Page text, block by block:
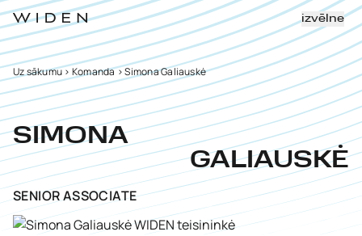
izvēlne
Uz sākumu> Komanda>Simona Galiauskė
SIMONA
GALIAUSKĖ
SENIOR ASSOCIATE